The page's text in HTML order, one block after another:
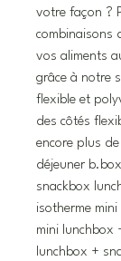
votre façon ?
combinaisons
vos aliments
grâce à notre
flexible et
des côtés
encore plus
déjeuner
snackbox
isotherme
mini lunchbox
lunchbox +